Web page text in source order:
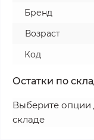
Бренд
Возраст
Код
Остатки по
Выберите опции
складе